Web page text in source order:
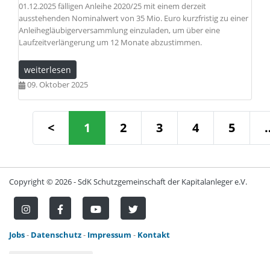
01.12.2025 fälligen Anleihe 2020/25 mit einem derzeit
ausstehenden Nominalwert von 35 Mio. Euro kurzfristig zu einer
Anleihegläubigerversammlung einzuladen, um über eine
Laufzeitverlängerung um 12 Monate abzustimmen.
weiterlesen
09. Oktober 2025
< 1 2 3 4 5
Copyright ©2026 - SdK Schutzgemeinschaft der Kapitalanleger e.V.
Jobs- Datenschutz- Impressum - Kontakt